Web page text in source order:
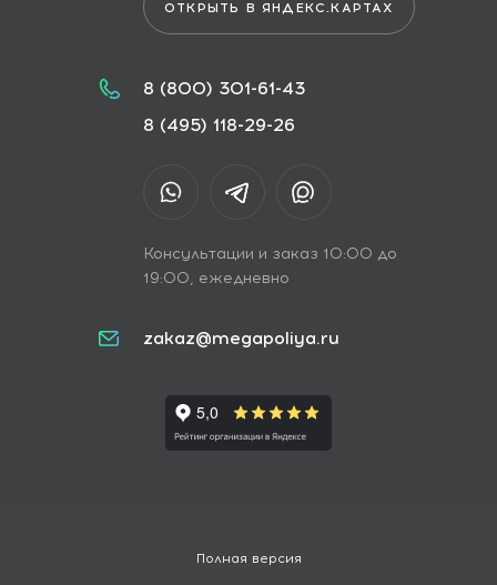
ОТКРЫТЬ В ЯНДЕКС.КАРТАХ
8 (800) 301-61-43
8 (495) 118-29-26
Консультации и заказ 10:00 до
19:00, ежедневно
zakaz@megapoliya.ru
Полная версия